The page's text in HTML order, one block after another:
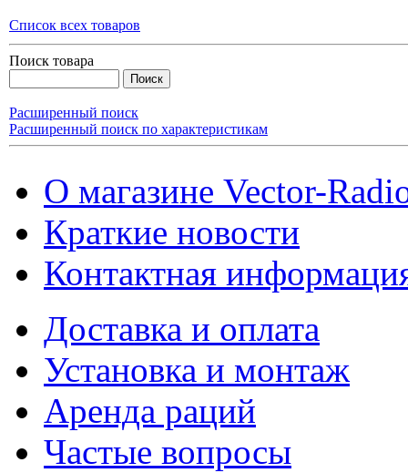
Список всех товаров
Поиск товара
Расширенный поиск
Расширенный поиск по характеристикам
О магазине Vector-
Краткие новости
Контактная
Доставка и оплата
Установка и монтаж
Аренда раций
Частые вопросы